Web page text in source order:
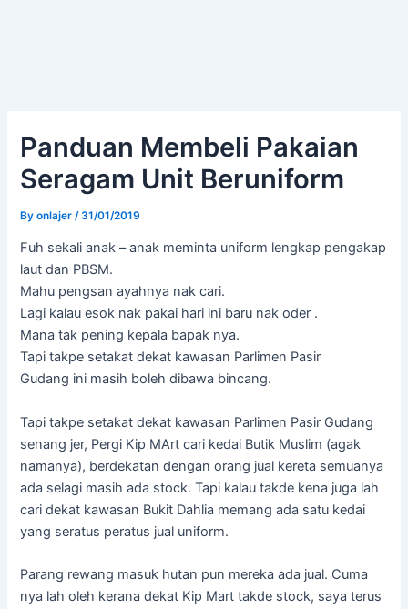
Panduan Membeli Pakaian
Seragam Unit Beruniform
Byonlajer /31/01/2019
Fuh sekali anak – anak meminta uniform lengkap pengakap
laut dan PBSM.
Mahu pengsan ayahnya nak cari.
Lagi kalau esok nak pakai hari ini baru nak oder .
Mana tak pening kepala bapak nya.
Tapi takpe setakat dekat kawasan Parlimen Pasir
Gudang ini masih boleh dibawa bincang.
Tapi takpe setakat dekat kawasan Parlimen Pasir Gudang
senang jer, Pergi Kip MArt cari kedai Butik Muslim (agak
namanya), berdekatan dengan orang jual kereta semuanya
ada selagi masih ada stock. Tapi kalau takde kena juga lah
cari dekat kawasan Bukit Dahlia memang ada satu kedai
yang seratus peratus jual uniform.
Parang rewang masuk hutan pun mereka ada jual. Cuma
nya lah oleh kerana dekat Kip Mart takde stock, saya terus